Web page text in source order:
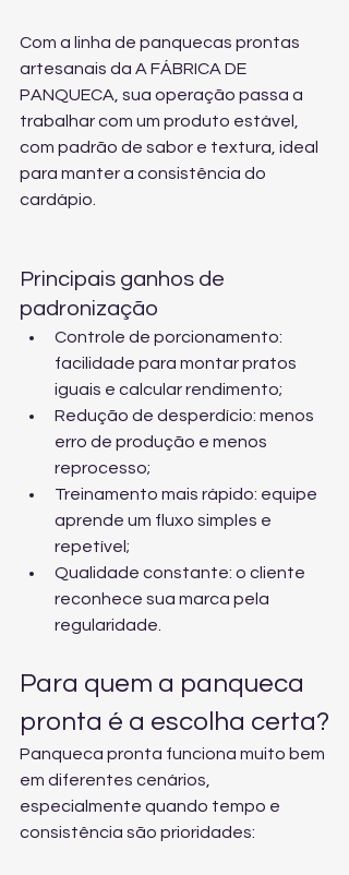
Com a linha de panquecas prontas
artesanais da A FÁBRICA DE
PANQUECA, sua operação passa a
trabalhar com um produto estável,
com padrão de sabor e textura, ideal
para manter a consistência do
cardápio.
Principais ganhos de
padronização
Controle de porcionamento:
facilidade para montar pratos
iguais e calcular rendimento;
Redução de desperdício: menos
erro de produção e menos
reprocesso;
Treinamento mais rápido: equipe
aprende um fluxo simples e
repetível;
Qualidade constante: o cliente
reconhece sua marca pela
regularidade.
Para quem a panqueca
pronta é a escolha certa?
Panqueca pronta funciona muito bem
em diferentes cenários,
especialmente quando tempo e
consistência são prioridades: